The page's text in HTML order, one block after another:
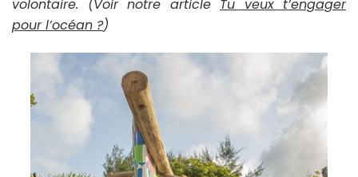
volontaire. (Voir notre article Tu veux t’engager
pour l’océan ?)